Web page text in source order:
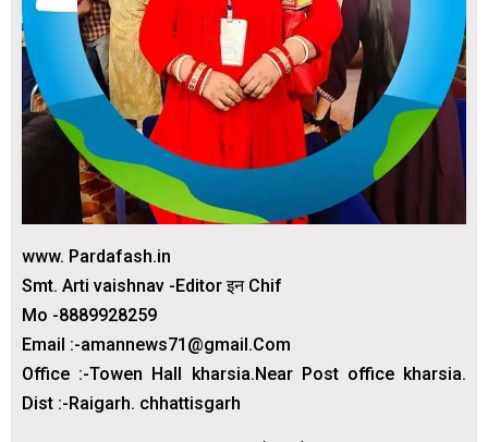
www. Pardafash.in
Smt. Arti vaishnav -Editor इन Chif
Mo -8889928259
Email :-amannews71@gmail.Com
Office :-Towen Hall kharsia.Near Post office kharsia.
Dist :-Raigarh. chhattisgarh